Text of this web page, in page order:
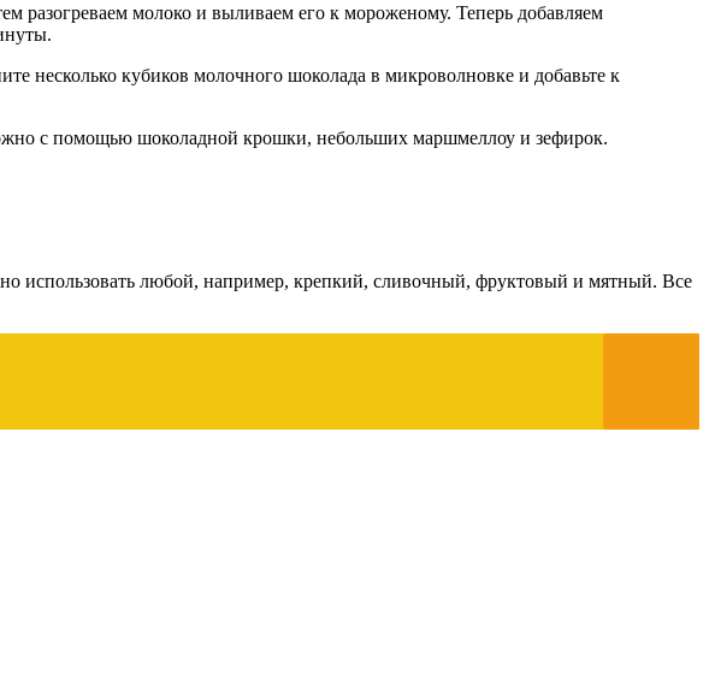
разогреваем молоко и выливаем его к мороженому. Теперь добавляем
несколько кубиков молочного шоколада в микроволновке и добавьте к
с помощью шоколадной крошки, небольших маршмеллоу и зефирок.
использовать любой, например, крепкий, сливочный, фруктовый и мятный. Все